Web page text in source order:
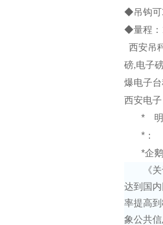
◆吊钩可
◆量程：
西安吊
磅,电子
爆电子
西安电
*
*：
*企
《
达到国
率提高到
象公共